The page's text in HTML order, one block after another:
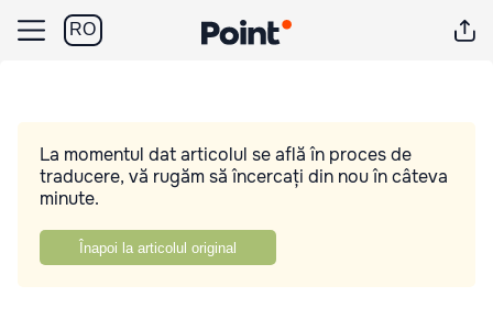
RO
La momentul dat articolul se află în proces de
traducere, vă rugăm să încercați din nou în câteva
minute.
Înapoi la articolul original